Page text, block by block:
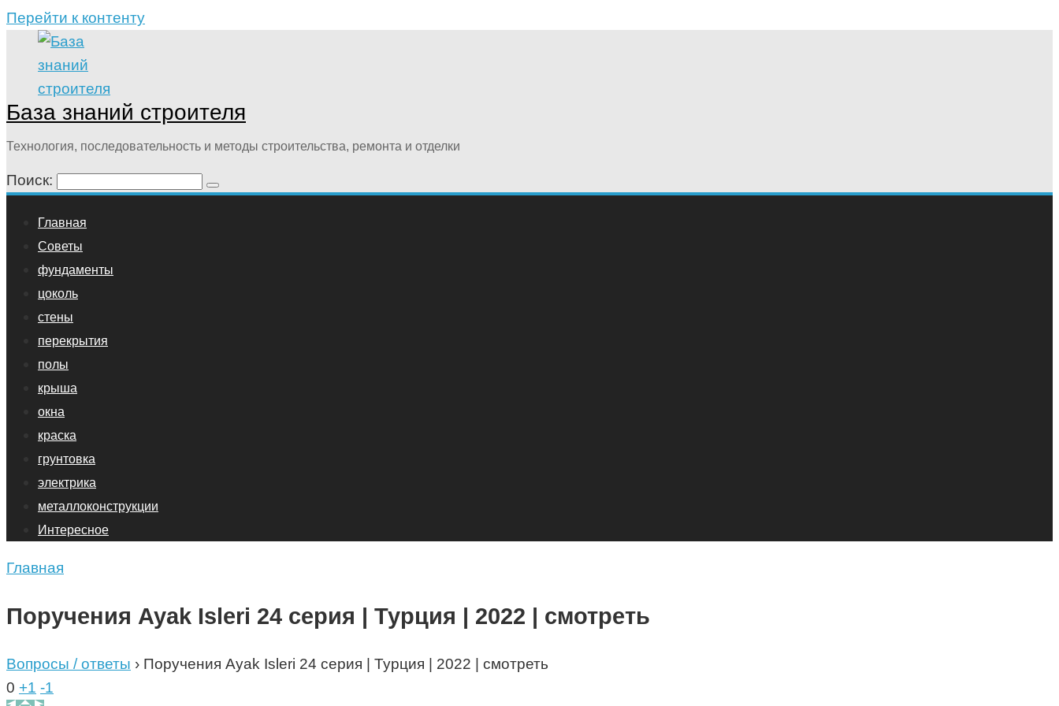
Перейти к контенту
База знаний строителя
Технология, последовательность и методы строительства, ремонта и отделки
Поиск:
Главная
Советы
фундаменты
цоколь
стены
перекрытия
полы
крыша
окна
краска
грунтовка
электрика
металлоконструкции
Интересное
Главная
Поручения Ayak Isleri 24 серия | Турция | 2022 | смотреть
Вопросы / ответы › Поручения Ayak Isleri 24 серия | Турция | 2022 | смотреть
0 +1 -1